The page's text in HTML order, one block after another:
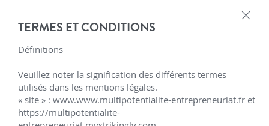
L'auteur
Contact
Multipotentialité &
Entrepreneuriat
×
TERMES ET CONDITIONS
Définitions
Veuillez noter la signification des différents termes
utilisés dans les mentions légales.
« site » : www.www.multipotentialite-entrepreneuriat.fr et
https://multipotentialite-